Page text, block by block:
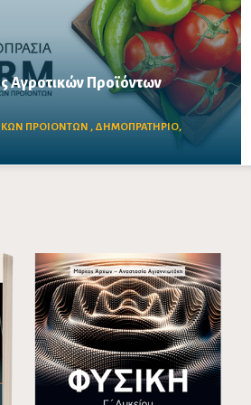
Αγροτικών Προϊόντων
ΠΡΟΙΟΝΤΩΝ , ΔΗΜΟΠΡΑΤΗΡΙΟ,
του δημοπρατηρίου